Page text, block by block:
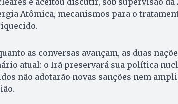
e aceitou discutir, sob supervisão
Atômica, mecanismos para o
as conversas avançam, as duas
atual: o Irã preservará sua política
não adotarão novas sanções nem